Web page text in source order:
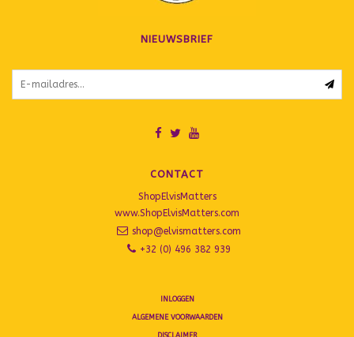
NIEUWSBRIEF
CONTACT
ShopElvisMatters
www.ShopElvisMatters.com
shop@elvismatters.com
+32 (0) 496 382 939
INLOGGEN
ALGEMENE VOORWAARDEN
DISCLAIMER